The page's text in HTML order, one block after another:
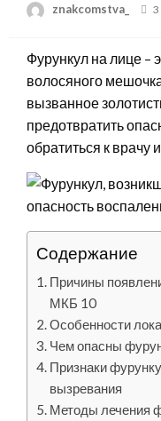
znakcomstva_ 3
Фурункул на лице –
волосяного
вызванное
предотвратить
обратиться к врачу
Содержание
Причины
МКБ 10
Особенности
Чем опасны
Признаки
вызревания
Методы лечения